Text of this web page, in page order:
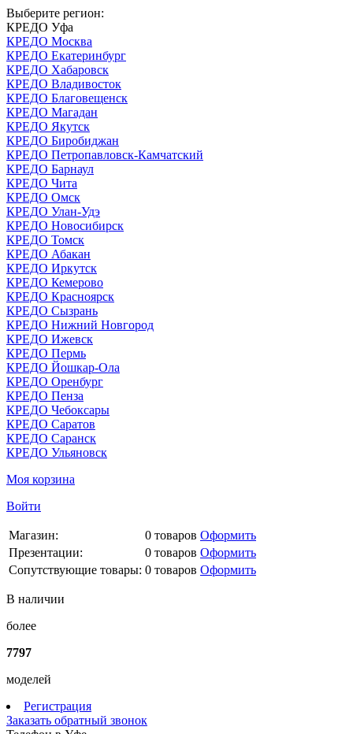
Выберите регион:
КРЕДО Уфа
КРЕДО Москва
КРЕДО Екатеринбург
КРЕДО Хабаровск
КРЕДО Владивосток
КРЕДО Благовещенск
КРЕДО Магадан
КРЕДО Якутск
КРЕДО Биробиджан
КРЕДО Петропавловск-Камчатский
КРЕДО Барнаул
КРЕДО Чита
КРЕДО Омск
КРЕДО Улан-Удэ
КРЕДО Новосибирск
КРЕДО Томск
КРЕДО Абакан
КРЕДО Иркутск
КРЕДО Кемерово
КРЕДО Красноярск
КРЕДО Сызрань
КРЕДО Нижний Новгород
КРЕДО Ижевск
КРЕДО Пермь
КРЕДО Йошкар-Ола
КРЕДО Оренбург
КРЕДО Пенза
КРЕДО Чебоксары
КРЕДО Саратов
КРЕДО Саранск
КРЕДО Ульяновск
Моя корзина
Войти
Магазин: 0 товаров Оформить
Презентации:
0 товаров Оформить
Сопутствующие товары: 0 товаров Оформить
В наличии
более
7797
моделей
Регистрация
Заказать обратный звонок